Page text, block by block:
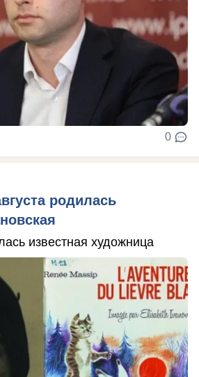
0
родилась
известная художница